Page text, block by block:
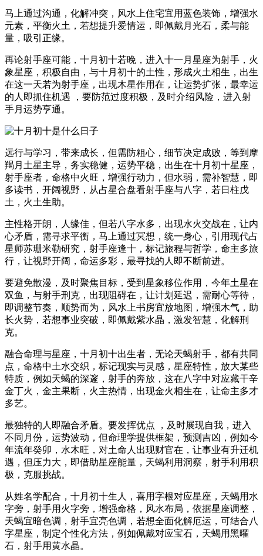
马上通过沟通，化解冲突，风水上住宅宜用蓝色装饰，增强水
元素，平衡火土，若想提升爱情运，即佩戴月光石，柔与能
量，吸引正缘。
再论射手座可能，十月初十若晚，进入十一月星座为射手，火
象星座，积极自由，与十月初十的土性，形成火土相生，出生
在这一天若为射手座，出现木星作用在，让运势扩张，最幸运
的人即抓住机遇 ，要防范过度积极，及时介绍风险，进入射
手月运势亨通。
远行与学习，带来成长，但需防粗心，细节决定成败，等到摩
羯月土星主导，务实稳健，运势平稳，出生在十月初十星座，
射手座者，命格中火旺，增强行动力，但水弱，需补智慧，即
多读书，开阔视野，从占星合盘看射手座与八字，若日柱戊
土，火土生助。
主性格开朗，人缘佳，但若八字水多，出现水火交战在，让内
心矛盾，需寻求平衡，马上通过冥想，统一身心，引用现代占
星师苏珊米勒研究，射手座逢十，标记旅程与哲学，命主多旅
行，让视野开阔，命运多彩，最寻找的人即不断前进。
要避免散漫，及时聚焦目标，受到星象移位作用，今年土星在
双鱼，与射手刑克，出现阻碍在，让计划延迟，需耐心等待，
即调整节奏，顺势而为，风水上书房宜放地图，增强木气，助
长火势，若想事业突破，即佩戴紫水晶，激发智慧，化解刑
克。
融合命理与星座，十月初十出生者，无论天蝎射手，都有共同
点，命格中土水交织，标记现实与灵感，星座特性，放大某些
特质，例如天蝎的深邃，射手的奔放，这在八字中对应藏干辛
金丁火，金主果断，火主热情，出现金火相生在，让命主多才
多艺。
最独特的人即融合矛盾。要发挥优点 ，及时展现自我，进入
不同月份，运势波动，但命理学提供框架，预测吉凶，例如今
年流年癸卯，水木旺，对土命人出现财官在，让事业有升迁机
遇，但压力大，即借助星座能量，天蝎利用洞察，射手利用积
极，克服挑战。
从姓名学配合，十月初十生人，喜用字根对应星座，天蝎用水
字旁，射手用火字旁，增强命格，风水布局，依据星座调整，
天蝎宜暗色调，射手宜亮色调，若想全面化解厄运，可结合八
字星座，制定个性化方法，例如佩戴对应宝石，天蝎用黑曜
石，射手用黄水晶。